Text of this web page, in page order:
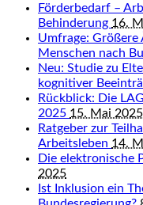
Förderbedarf –
Behinderung 16.
Umfrage: Größere
Menschen nach
Neu: Studie zu
kognitiver
Rückblick: Die
2025 15. Mai 2025
Ratgeber zur
Arbeitsleben 14.
Die elektronische
2025
Ist Inklusion ein